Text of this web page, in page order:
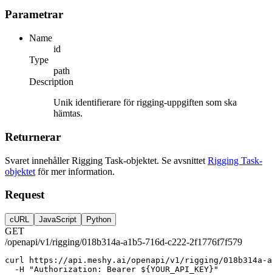
Parametrar
Name
id
Type
path
Description
Unik identifierare för rigging-uppgiften som ska
hämtas.
Returnerar
Svaret innehåller Rigging Task-objektet. Se avsnittet Rigging Task-
objektet för mer information.
Request
cURL JavaScript Python
GET
/openapi/v1/rigging/018b314a-a1b5-716d-c222-2f1776f7f579
curl
https://api.meshy.ai/openapi/v1/rigging/018b314a-
-H
"Authorization: Bearer ${YOUR_API_KEY}"